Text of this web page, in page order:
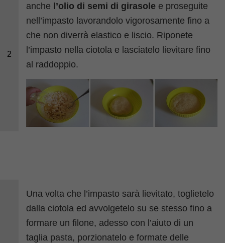
2
anche l’olio di semi di girasole e proseguite
nell’impasto lavorandolo vigorosamente fino a
che non diverrà elastico e liscio. Riponete
l’impasto nella ciotola e lasciatelo lievitare fino
al raddoppio.
Una volta che l’impasto sarà lievitato, toglietelo
dalla ciotola ed avvolgetelo su se stesso fino a
formare un filone, adesso con l’aiuto di un
taglia pasta, porzionatelo e formate delle